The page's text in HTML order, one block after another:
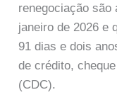
renegociação são
janeiro de 2026 e
91 dias e dois
de crédito,
(CDC).